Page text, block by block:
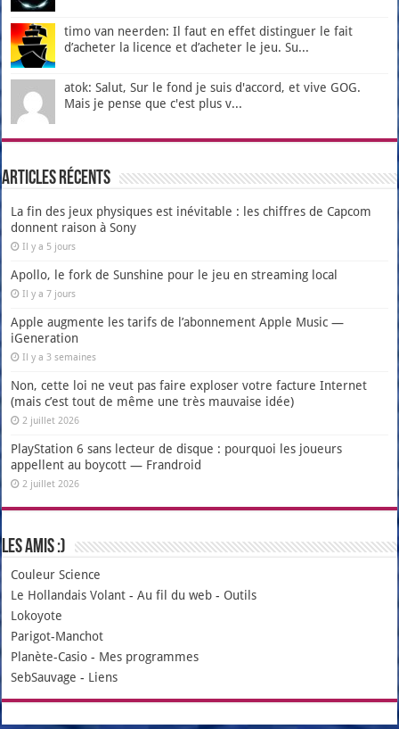
timo van neerden: Il faut en effet distinguer le fait
d’acheter la licence et d’acheter le jeu. Su...
atok: Salut, Sur le fond je suis d'accord, et vive GOG.
Mais je pense que c'est plus v...
Articles récents
La fin des jeux physiques est inévitable : les chiffres de Capcom
donnent raison à Sony
Il y a 5 jours
Apollo, le fork de Sunshine pour le jeu en streaming local
Il y a 7 jours
Apple augmente les tarifs de l’abonnement Apple Music —
iGeneration
Il y a 3 semaines
Non, cette loi ne veut pas faire exploser votre facture Internet
(mais c’est tout de même une très mauvaise idée)
2 juillet 2026
PlayStation 6 sans lecteur de disque : pourquoi les joueurs
appellent au boycott — Frandroid
2 juillet 2026
Les amis :)
Couleur Science
Le Hollandais Volant -Au fil du web - Outils
Lokoyote
Parigot-Manchot
Planète-Casio - Mes programmes
SebSauvage - Liens